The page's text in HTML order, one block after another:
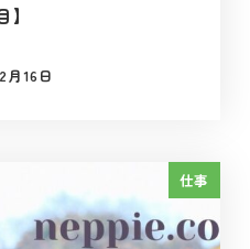
月16日
仕事